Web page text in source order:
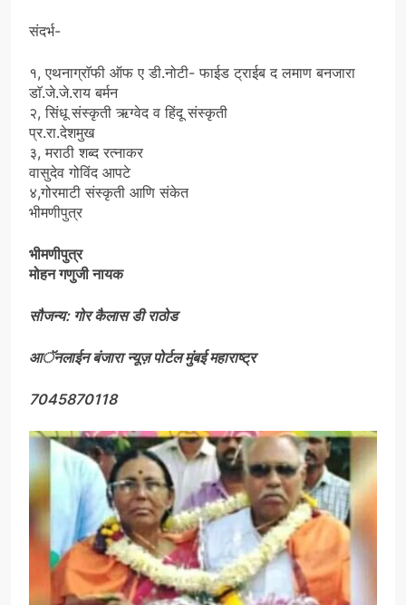
संदर्भ-
१, एथनाग्राॅफी ऑफ ए डी.नोटी- फाईड ट्राईब द लमाण बनजारा
डाॅ.जे.जे.राय बर्मन
२, सिंधू संस्कृती ऋग्वेद व हिंदू संस्कृती
प्र.रा.देशमुख
३, मराठी शब्द रत्नाकर
वासुदेव गोविंद आपटे
४,गोरमाटी संस्कृती आणि संकेत
भीमणीपुत्र
भीमणीपुत्र
मोहन गणुजी नायक
सौजन्य: गोर कैलास डी राठोड
आॅनलाईन बंजारा न्यूज़ पोर्टल मुंबई महाराष्ट्र
7045870118